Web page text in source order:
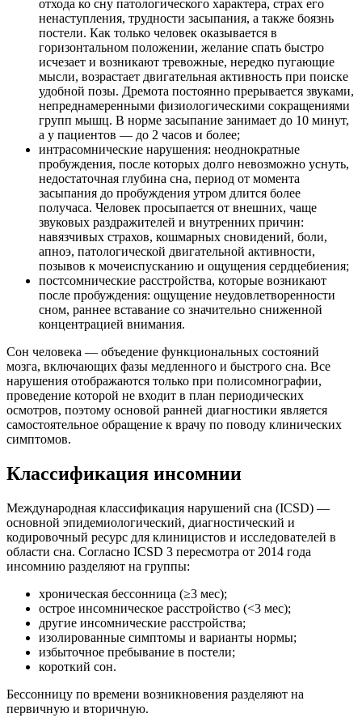
отхода ко сну патологического характера, страх его
ненаступления, трудности засыпания, а также боязнь
постели. Как только человек оказывается в
горизонтальном положении, желание спать быстро
исчезает и возникают тревожные, нередко пугающие
мысли, возрастает двигательная активность при поиске
удобной позы. Дремота постоянно прерывается звуками,
непреднамеренными физиологическими сокращениями
групп мышц. В норме засыпание занимает до 10 минут,
а у пациентов — до 2 часов и более;
интрасомнические нарушения: неоднократные
пробуждения, после которых долго невозможно уснуть,
недостаточная глубина сна, период от момента
засыпания до пробуждения утром длится более
получаса. Человек просыпается от внешних, чаще
звуковых раздражителей и внутренних причин:
навязчивых страхов, кошмарных сновидений, боли,
апноэ, патологической двигательной активности,
позывов к мочеиспусканию и ощущения сердцебиения;
постсомнические расстройства, которые возникают
после пробуждения: ощущение неудовлетворенности
сном, раннее вставание со значительно сниженной
концентрацией внимания.
Сон человека — объедение функциональных состояний
мозга, включающих фазы медленного и быстрого сна. Все
нарушения отображаются только при полисомнографии,
проведение которой не входит в план периодических
осмотров, поэтому основой ранней диагностики является
самостоятельное обращение к врачу по поводу клинических
симптомов.
Классификация инсомнии
Международная классификация нарушений сна (ICSD) —
основной эпидемиологический, диагностический и
кодировочный ресурс для клиницистов и исследователей в
области сна. Согласно ICSD 3 пересмотра от 2014 года
инсомнию разделяют на группы:
хроническая бессонница (≥3 мес);
острое инсомническое расстройство (<3 мес);
другие инсомнические расстройства;
изолированные симптомы и варианты нормы;
избыточное пребывание в постели;
короткий сон.
Бессонницу по времени возникновения разделяют на
первичную и вторичную.